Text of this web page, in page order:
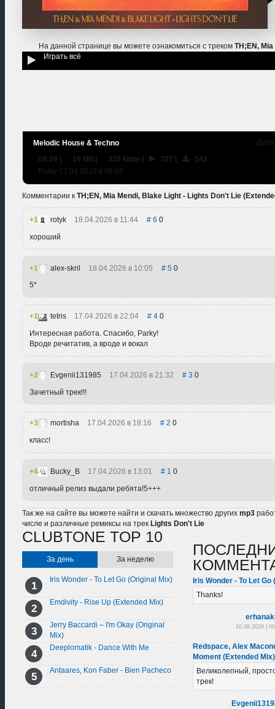
На данной странице вы можете ознакомиться с треком TH;EN,
Играть всё
Melodic House & Techno
04:26 | 10 Мб | 320 kbps | 707 |
142
Parky 17.04.2026 в 09:05
Комментарии к TH;EN, Mia Mendi, Blake Light - Lights Don't Lie
1 rotyk 18.04.2026 в 11:44 6 0
хороший
1 alex-skril 18.04.2026 в 10:05 50
5*
1 tetris 17.04.2026 в 22:04 40
Интересная работа. Спасибо, Parky!
Вроде речитатив, а вроде и вокал
2 Evgenii131985 17.04.2026 в 21:32 3 0
Зачетный трек!!!
3 mortisha 17.04.2026 в 18:16 2 0
класс!
4 Bucky_B 17.04.2026 в 13:01 1 0
отличный релиз выдали ребята!5+++
Так же на сайте вы можете найти и скачать множество других mp3
числе и различные ремиксы на трек Lights Don't Lie
CLUBTONE TOP 10
За день За неделю
Iris Wonder - To Let Go (Original Mix)
Emdivity - Rise Up (Extended Mix)
Jerry Baccardi – I'm Okay (Original
Mix)
Deeplomatik - Dance With Me
Antaares, Kon Faber - Bien Pacheco
Iris Wonder - To Let Go
Thanks!
10.08.2026 |
Redspace, Alex
Moment (Extended Mix)
Великолепный,
трек!